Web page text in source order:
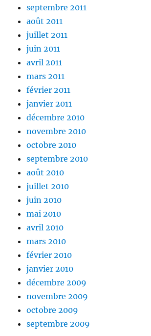
septembre 2011
août 2011
juillet 2011
juin 2011
avril 2011
mars 2011
février 2011
janvier 2011
décembre 2010
novembre 2010
octobre 2010
septembre 2010
août 2010
juillet 2010
juin 2010
mai 2010
avril 2010
mars 2010
février 2010
janvier 2010
décembre 2009
novembre 2009
octobre 2009
septembre 2009